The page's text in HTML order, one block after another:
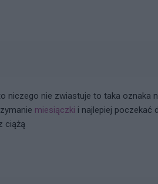
niczego nie zwiastuje to taka oznaka
miesiączki i najlepiej poczekać
ciążą